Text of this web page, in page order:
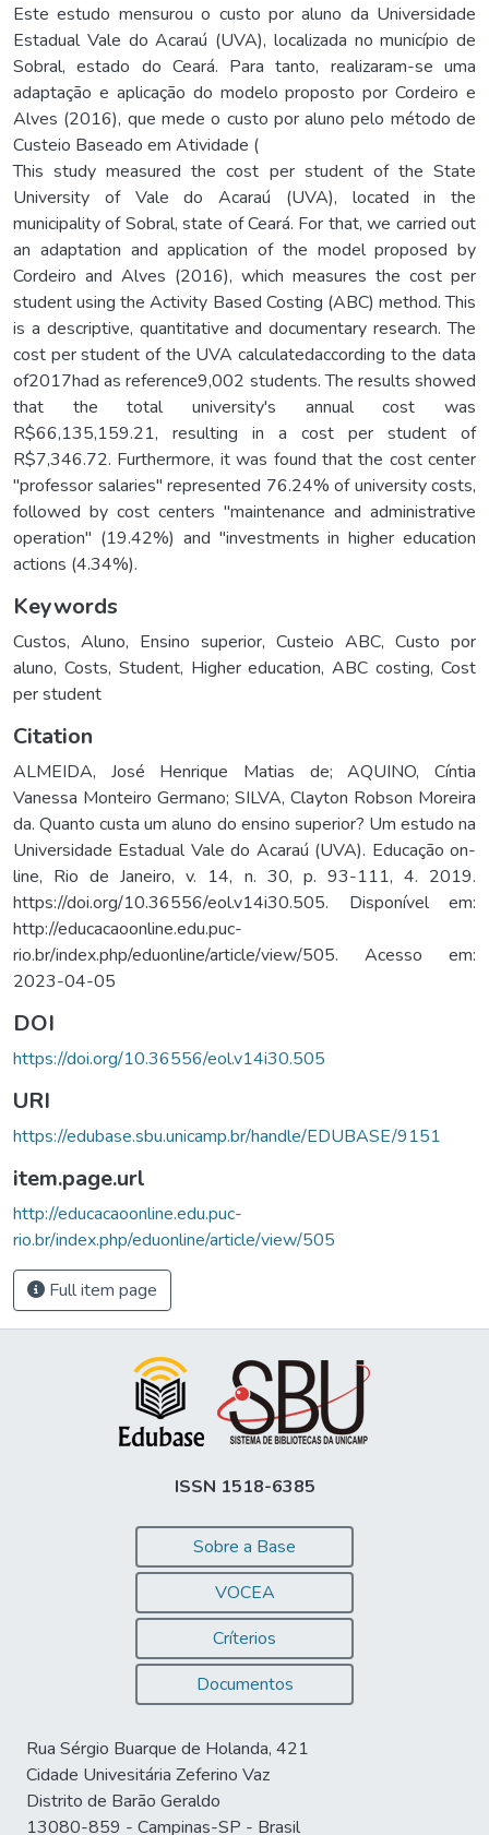
Este estudo mensurou o custo por aluno da Universidade
Estadual Vale do Acaraú (UVA), localizada no município de
Sobral, estado do Ceará. Para tanto, realizaram-se uma
adaptação e aplicação do modelo proposto por Cordeiro e
Alves (2016), que mede o custo por aluno pelo método de
Custeio Baseado em Atividade (
This study measured the cost per student of the State
University of Vale do Acaraú (UVA), located in the
municipality of Sobral, state of Ceará. For that, we carried out
an adaptation and application of the model proposed by
Cordeiro and Alves (2016), which measures the cost per
student using the Activity Based Costing (ABC) method. This
is a descriptive, quantitative and documentary research. The
cost per student of the UVA calculatedaccording to the data
of2017had as reference9,002 students. The results showed
that the total university's annual cost was
R$66,135,159.21, resulting in a cost per student of
R$7,346.72. Furthermore, it was found that the cost center
"professor salaries" represented 76.24% of university costs,
followed by cost centers "maintenance and administrative
operation" (19.42%) and "investments in higher education
actions (4.34%).
Keywords
Custos, Aluno, Ensino superior, Custeio ABC, Custo por
aluno, Costs, Student, Higher education,ABC costing,Cost
per student
Citation
ALMEIDA, José Henrique Matias de; AQUINO, Cíntia
Vanessa Monteiro Germano; SILVA, Clayton Robson Moreira
da. Quanto custa um aluno do ensino superior? Um estudo na
Universidade Estadual Vale do Acaraú (UVA). Educação on-
line, Rio de Janeiro, v. 14, n. 30, p. 93-111, 4. 2019.
https://doi.org/10.36556/eol.v14i30.505. Disponível em:
http://educacaoonline.edu.puc-
rio.br/index.php/eduonline/article/view/505. Acesso em:
2023-04-05
DOI
https://doi.org/10.36556/eol.v14i30.505
URI
https://edubase.sbu.unicamp.br/handle/EDUBASE/9151
item.page.url
http://educacaoonline.edu.puc-
rio.br/index.php/eduonline/article/view/505
Full item page
ISSN 1518-6385
Sobre a Base
VOCEA
Críterios
Documentos
Rua Sérgio Buarque de Holanda, 421
Cidade Univesitária Zeferino Vaz
Distrito de Barão Geraldo
13080-859 - Campinas-SP - Brasil